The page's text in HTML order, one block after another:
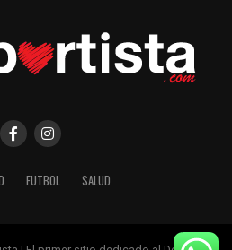
FUTBOL SALUD